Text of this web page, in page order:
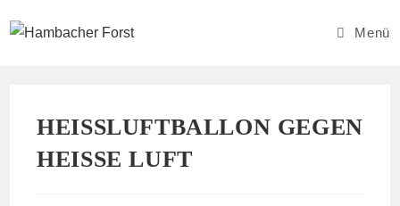
Inhalt
Menü
HEISSLUFTBALLON GEGEN H
EISSE LUFT